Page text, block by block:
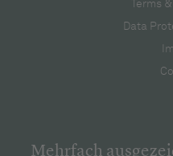
Terms
Data
Mehrfach